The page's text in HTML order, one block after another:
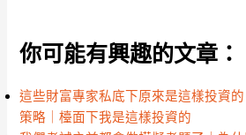
你可能有興趣的文章：
這些財富專家私底下原來是這樣投資
策略｜檯面下我是這樣投資的